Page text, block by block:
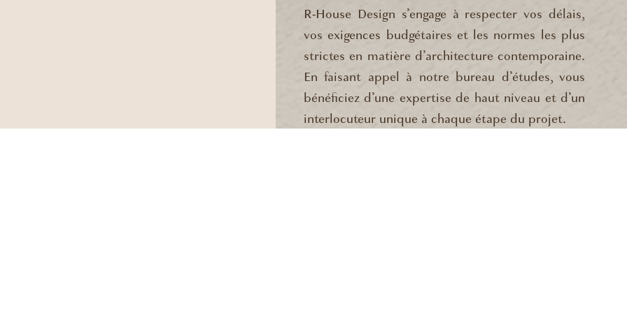
R-House Design s’engage à respecter vos délais,
vos exigences budgétaires et les normes les plus
strictes en matière d’architecture contemporaine.
En faisant appel à notre bureau d’études, vous
bénéficiez d’une expertise de haut niveau et d’un
interlocuteur unique à chaque étape du projet.